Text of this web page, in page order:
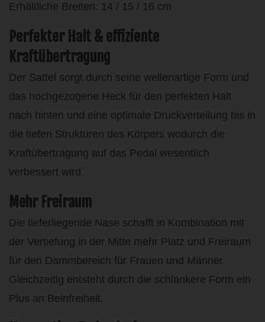
Erhältliche Breiten: 14 / 15 / 16 cm
Perfekter Halt & effiziente
Kraftübertragung
Der Sattel sorgt durch seine wellenartige Form und
das hochgezogene Heck für den perfekten Halt
nach hinten und eine optimale Druckverteilung bis in
die tiefen Strukturen des Körpers wodurch die
Kraftübertragung auf das Pedal wesentlich
verbessert wird.
Mehr Freiraum
Die tieferliegende Nase schafft in Kombination mit
der Vertiefung in der Mitte mehr Platz und Freiraum
für den Dammbereich für Frauen und Männer.
Gleichzeitig entsteht durch die schlankere Form ein
Plus an Beinfreiheit.